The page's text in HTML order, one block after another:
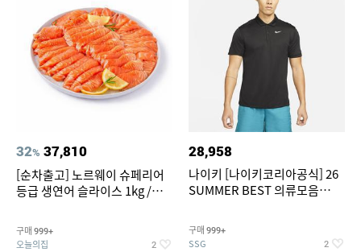
32% 37,810
[순차출고] 노르웨이 슈페리어
등급 생연어 슬라이스 1kg /
구매 999+
오늘의집 2
28,958
나이키 [나이키코리아공식] 26
SUMMER BEST 의류모음
구매 999+
SSG 2